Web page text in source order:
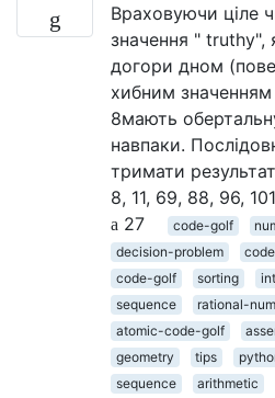
Враховуючи ціле
значення "
догори дном
хибним значенням
8мають
навпаки.
тримати
8, 11, 69, 88, 96,
27
code-golf
decision-problem
code-golf
sorting
sequence
rational-
atomic-code-golf
geometry
tips
sequence
arithmetic